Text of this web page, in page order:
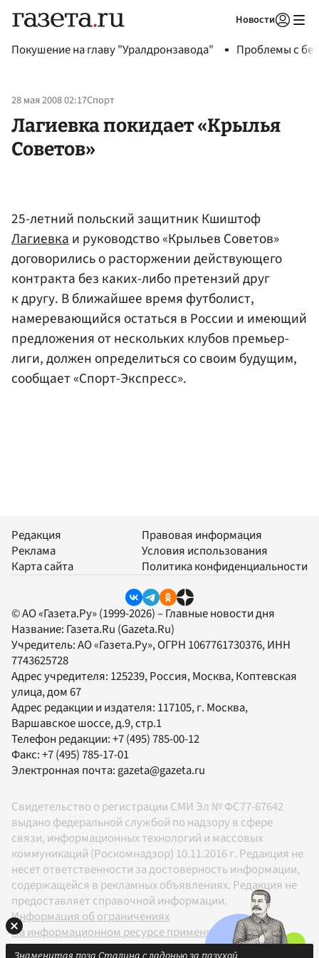
Новости
Покушение на главу "Уралдронзавода" Проблемы с
28 мая 2008 02:17Спорт
Лагиевка покидает «Крылья
Советов»
25-летний польский защитник Кшиштоф
Лагиевкаи руководство «Крыльев Советов»
договорились о расторжении действующего
контракта без каких-либо претензий друг
к другу. В ближайшее время футболист,
намеревающийся остаться в России и имеющий
предложения от нескольких клубов премьер-
лиги, должен определиться со своим будущим,
сообщает «Спорт-Экспресс».
Редакция
Реклама
Карта сайта
Правовая информация
Условия использования
Политика конфиденциальности
© АО «Газета.Ру» (1999-2026) – Главные новости дня
Название: Газета.Ru (Gazeta.Ru)
Учредитель:АО «Газета.Ру», ОГРН 1067761730376, ИНН
7743625728
Адрес учредителя: 125239, Россия, Москва, Коптевская
улица, дом 67
Адрес редакции и издателя: 117105, г. Москва,
Варшавское шоссе, д.9, стр.1
Телефон редакции:+7 (495) 785-00-12
Факс:+7 (495) 785-17-01
Электронная почта:gazeta@gazeta.ru
Свидетельство о регистрации СМИ Эл № ФС77-67642
выдано федеральной службой по надзору в сфере
связи, информационных технологий и массовых
коммуникаций (Роскомнадзор) 10.11.2016 г. Редакция не
несет ответственности за достоверность информации,
содержащейся в рекламных объявлениях. Редакция не
предоставляет справочной информации.
Информация об ограничениях
На информационном ресурсе применяются
рекомендательные технологии в соответствии с
Знаменитая поза Сталина с ладонью за пазухой